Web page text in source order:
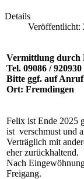
Details
Veröffentlicht:
Vermittlung durch
Tel. 09086 / 920930
Bitte ggf. auf
Ort: Fremdingen
Felix ist Ende 2025
ist verschmust und
Verträglich mit
eher zurückhaltend.
Nach
Freigang.